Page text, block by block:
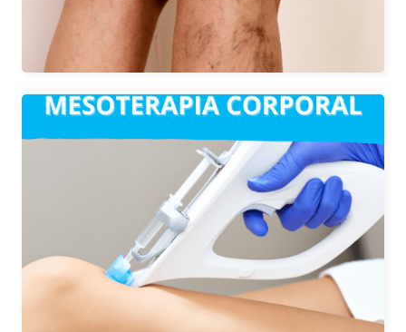
medida.
La Mesoterapia consiste en la
aplicación de microinyecciones con las
que se aporta sustancias y vitaminas
que son vitales para el correcto
metabolismo celular de la piel.
Nos sirve como coadyuvante en el
tratamiento de celulitis, flacidez, piel
naranja...